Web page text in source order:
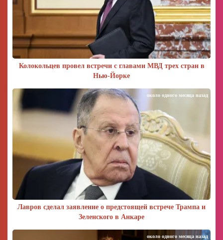
Колокольцев провел встречи с главами МВД трех стран в
Нью-Йорке
Лавров сделал заявление о предстоящей встрече Трампа и
Зеленского в Анкаре
около одного месяца назад
около одного месяца назад